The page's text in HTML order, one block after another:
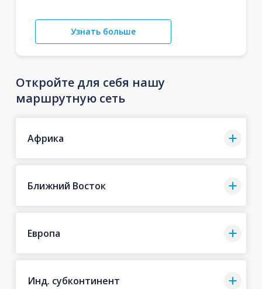
Узнать больше
Откройте для себя нашу
маршрутную сеть
Африка
Ближний Восток
Европа
Инд. субконтинент